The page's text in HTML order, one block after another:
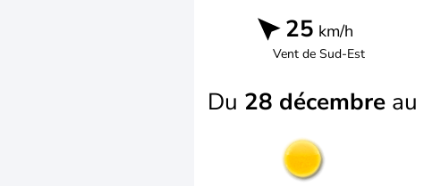
25 km/h
Vent deSud-Est
Du 28 décembre au